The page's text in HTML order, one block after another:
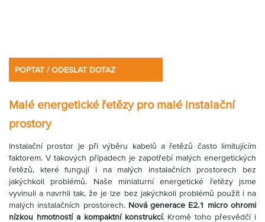
POPTAT / ODESLAT DOTAZ
Malé energetické řetězy pro malé instalační
prostory
Instalační prostor je při výběru kabelů a řetězů často limitujícím
faktorem. V takových případech je zapotřebí malých energetických
řetězů, které fungují i na malých instalačních prostorech bez
jakýchkoli problémů. Naše miniaturní energetické řetězy jsme
vyvinuli a navrhli tak, že je lze bez jakýchkoli problémů použít i na
malých instalačních prostorech.Nová generace E2.1 micro ohromí
nízkou hmotností a kompaktní konstrukcí. Kromě toho přesvědčí i